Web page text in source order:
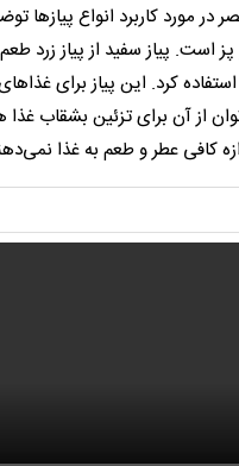
در مورد کاربرد انواع پیازها
است. پیاز سفید از پیاز زرد
کرد. این پیاز برای
از آن برای تزئین بشقاب غذا
کافی عطر و طعم به غذا